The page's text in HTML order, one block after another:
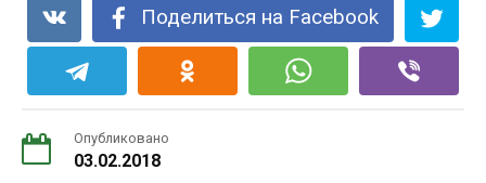
Поделиться на Facebook
Опубликовано
03.02.2018